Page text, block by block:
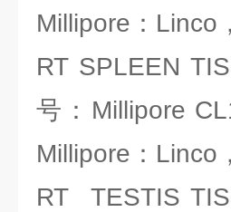
Millipore：Linco
RT SPLEEN
号：Millipore
Millipore：Linco
RT TESTIS